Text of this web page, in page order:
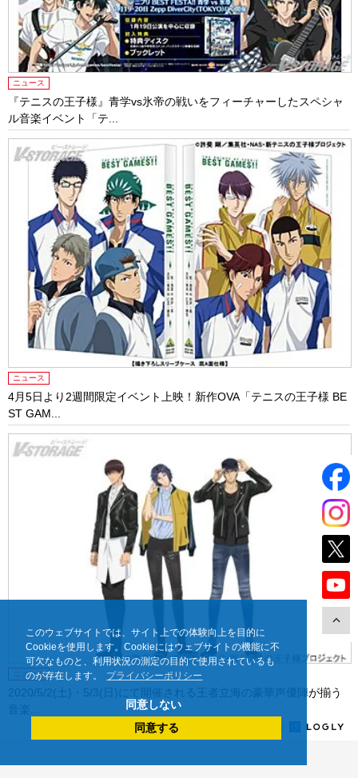
このウェブサイトでは、サイト上での体験向上を目的に
Cookieを使用します。Cookieにはウェブサイトの機能に不
可欠なものと、利用状況の測定の目的で使用されているも
のが存在します。
プライバシーポリシー
同意しない
同意する
ニュース
『テニスの王子様』青学vs氷帝の戦いをフィーチャーしたスペシャ
ル音楽イベント「テ...
ニュース
4月5日より2週間限定イベント上映！新作OVA「テニスの王子様 BE
ST GAM...
ニュース
2020/5/2(⼟)・5/3(⽇)にて開催される王者⽴海の豪華声優陣が揃う
⾳楽...